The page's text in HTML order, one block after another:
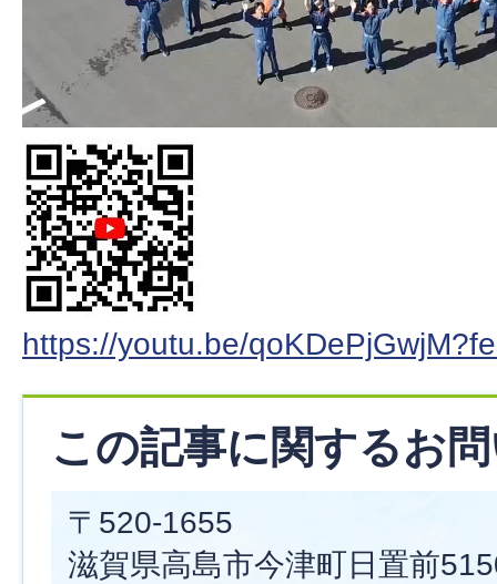
https://youtu.be/
この記事に関するお
〒520-1655
滋賀県高島市今津町日置前